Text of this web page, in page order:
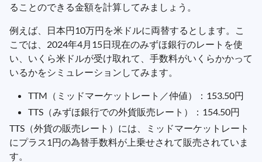
ることのできる金額を計算してみましょう。
例えば、日本円10万円を米ドルに両替するとします。こ
こでは、2024年4月15日現在のみずほ銀行のレートを使
い、いくら米ドルが受け取れて、手数料がいくらかかって
いるかをシミュレーションしてみます。
TTM（ミッドマーケットレート／仲値）：153.50円
TTS（みずほ銀行での外貨販売レート）：154.50円
TTS（外貨の販売レート）には、ミッドマーケットレート
にプラス1円の為替手数料が上乗せされて販売されていま
す。